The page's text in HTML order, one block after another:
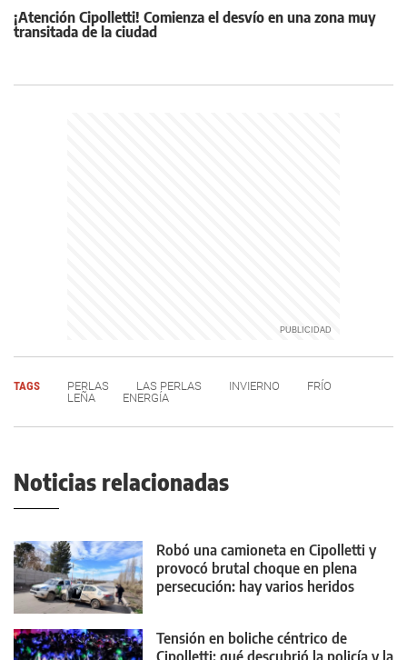
¡Atención Cipolletti! Comienza el desvío en una zona muy
transitada de la ciudad
TAGS PERLAS LAS PERLAS INVIERNO
FRÍO
LEÑA
ENERGÍA
Noticias relacionadas
Robó una camioneta en Cipolletti y
provocó brutal choque en plena
persecución: hay varios heridos
Tensión en boliche céntrico de